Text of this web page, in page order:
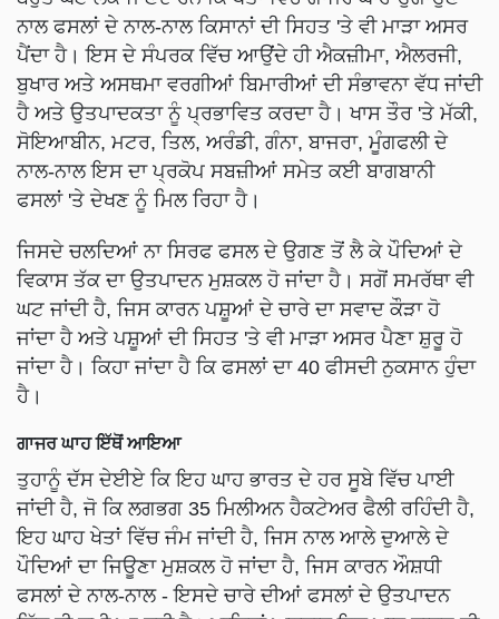
ਨਾਲ ਫਸਲਾਂ ਦੇ ਨਾਲ-ਨਾਲ ਕਿਸਾਨਾਂ ਦੀ ਸਿਹਤ 'ਤੇ ਵੀ ਮਾੜਾ ਅਸਰ
ਪੈਂਦਾ ਹੈ। ਇਸ ਦੇ ਸੰਪਰਕ ਵਿੱਚ ਆਉਂਦੇ ਹੀ ਐਕਜ਼ੀਮਾ, ਐਲਰਜੀ,
ਬੁਖਾਰ ਅਤੇ ਅਸਥਮਾ ਵਰਗੀਆਂ ਬਿਮਾਰੀਆਂ ਦੀ ਸੰਭਾਵਨਾ ਵੱਧ ਜਾਂਦੀ
ਹੈ ਅਤੇ ਉਤਪਾਦਕਤਾ ਨੂੰ ਪ੍ਰਭਾਵਿਤ ਕਰਦਾ ਹੈ। ਖਾਸ ਤੌਰ 'ਤੇ ਮੱਕੀ,
ਸੋਇਆਬੀਨ, ਮਟਰ, ਤਿਲ, ਅਰੰਡੀ, ਗੰਨਾ, ਬਾਜਰਾ, ਮੂੰਗਫਲੀ ਦੇ
ਨਾਲ-ਨਾਲ ਇਸ ਦਾ ਪ੍ਰਕੋਪ ਸਬਜ਼ੀਆਂ ਸਮੇਤ ਕਈ ਬਾਗਬਾਨੀ
ਫਸਲਾਂ 'ਤੇ ਦੇਖਣ ਨੂੰ ਮਿਲ ਰਿਹਾ ਹੈ।
ਜਿਸਦੇ ਚਲਦਿਆਂ ਨਾ ਸਿਰਫ ਫਸਲ ਦੇ ਉਗਣ ਤੋਂ ਲੈ ਕੇ ਪੌਦਿਆਂ ਦੇ
ਵਿਕਾਸ ਤੱਕ ਦਾ ਉਤਪਾਦਨ ਮੁਸ਼ਕਲ ਹੋ ਜਾਂਦਾ ਹੈ। ਸਗੋਂ ਸਮਰੱਥਾ ਵੀ
ਘਟ ਜਾਂਦੀ ਹੈ, ਜਿਸ ਕਾਰਨ ਪਸ਼ੂਆਂ ਦੇ ਚਾਰੇ ਦਾ ਸਵਾਦ ਕੌੜਾ ਹੋ
ਜਾਂਦਾ ਹੈ ਅਤੇ ਪਸ਼ੂਆਂ ਦੀ ਸਿਹਤ 'ਤੇ ਵੀ ਮਾੜਾ ਅਸਰ ਪੈਣਾ ਸ਼ੁਰੂ ਹੋ
ਜਾਂਦਾ ਹੈ। ਕਿਹਾ ਜਾਂਦਾ ਹੈ ਕਿ ਫਸਲਾਂ ਦਾ 40 ਫੀਸਦੀ ਨੁਕਸਾਨ ਹੁੰਦਾ
ਹੈ।
ਗਾਜਰ ਘਾਹ ਇੱਥੋਂ ਆਇਆ
ਤੁਹਾਨੂੰ ਦੱਸ ਦੇਈਏ ਕਿ ਇਹ ਘਾਹ ਭਾਰਤ ਦੇ ਹਰ ਸੂਬੇ ਵਿੱਚ ਪਾਈ
ਜਾਂਦੀ ਹੈ, ਜੋ ਕਿ ਲਗਭਗ 35 ਮਿਲੀਅਨ ਹੈਕਟੇਅਰ ਫੈਲੀ ਰਹਿੰਦੀ ਹੈ,
ਇਹ ਘਾਹ ਖੇਤਾਂ ਵਿੱਚ ਜੰਮ ਜਾਂਦੀ ਹੈ, ਜਿਸ ਨਾਲ ਆਲੇ ਦੁਆਲੇ ਦੇ
ਪੌਦਿਆਂ ਦਾ ਜਿਊਣਾ ਮੁਸ਼ਕਲ ਹੋ ਜਾਂਦਾ ਹੈ, ਜਿਸ ਕਾਰਨ ਔਸ਼ਧੀ
ਫਸਲਾਂ ਦੇ ਨਾਲ-ਨਾਲ - ਇਸਦੇ ਚਾਰੇ ਦੀਆਂ ਫਸਲਾਂ ਦੇ ਉਤਪਾਦਨ